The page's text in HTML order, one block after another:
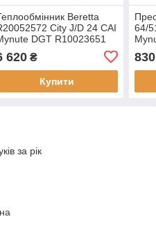
Beretta
City J/D 24 CAI
DGT R10023651
620₴
Купити
64/
830
за рік